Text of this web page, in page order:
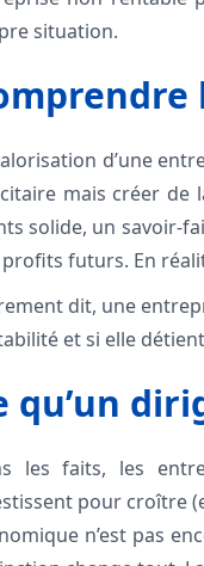
situation.
d’une
mais créer de
solide, un savoir-
futurs. En
dit, une
et si elle
qu’un
les faits, les
pour croître
n’est pas